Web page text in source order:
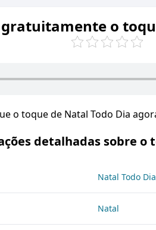
o
o toque de Natal Todo Dia
detalhadas sobre o
Natal Todo Dia
Natal